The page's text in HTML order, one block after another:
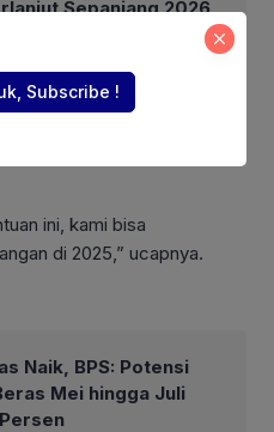
Sepanjang 2026
Bangkalan saat ini
ini, kami bisa
di 2025,” ucapnya.
Naik, BPS: Potensi
Mei hingga Juli
Subscribe !